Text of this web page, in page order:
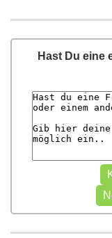
Hast Du eine